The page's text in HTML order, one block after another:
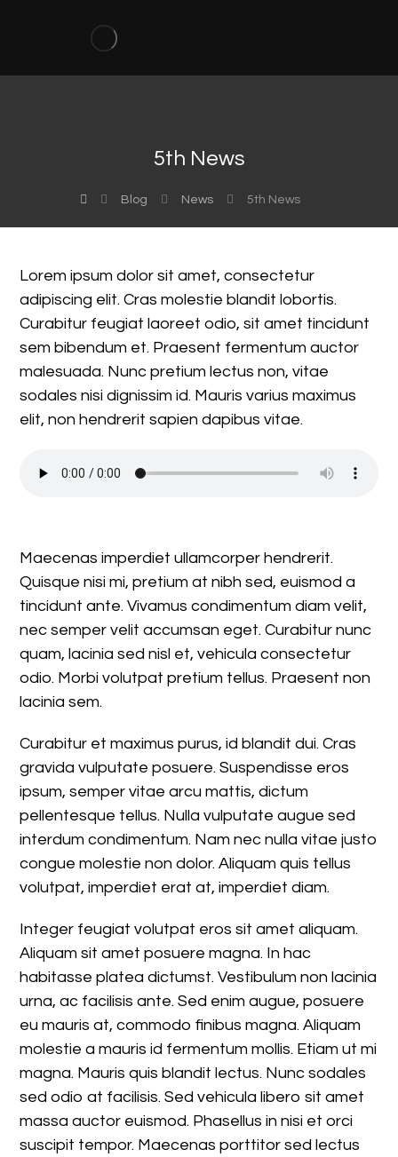
5th News
Blog News 5th News
Lorem ipsum dolor sit amet, consectetur
adipiscing elit. Cras molestie blandit lobortis.
Curabitur feugiat laoreet odio, sit amet tincidunt
sem bibendum et. Praesent fermentum auctor
malesuada. Nunc pretium lectus non, vitae
sodales nisi dignissim id. Mauris varius maximus
elit, non hendrerit sapien dapibus vitae.
Maecenas imperdiet ullamcorper hendrerit.
Quisque nisi mi, pretium at nibh sed, euismod a
tincidunt ante. Vivamus condimentum diam velit,
nec semper velit accumsan eget. Curabitur nunc
quam, lacinia sed nisl et, vehicula consectetur
odio. Morbi volutpat pretium tellus. Praesent non
lacinia sem.
Curabitur et maximus purus, id blandit dui. Cras
gravida vulputate posuere. Suspendisse eros
ipsum, semper vitae arcu mattis, dictum
pellentesque tellus. Nulla vulputate augue sed
interdum condimentum. Nam nec nulla vitae justo
congue molestie non dolor. Aliquam quis tellus
volutpat, imperdiet erat at, imperdiet diam.
Integer feugiat volutpat eros sit amet aliquam.
Aliquam sit amet posuere magna. In hac
habitasse platea dictumst. Vestibulum non lacinia
urna, ac facilisis ante. Sed enim augue, posuere
eu mauris at, commodo finibus magna. Aliquam
molestie a mauris id fermentum mollis. Etiam ut mi
magna. Mauris quis blandit lectus. Nunc sodales
sed odio at facilisis. Sed vehicula libero sit amet
massa auctor euismod. Phasellus in nisi et orci
suscipit tempor. Maecenas porttitor sed lectus